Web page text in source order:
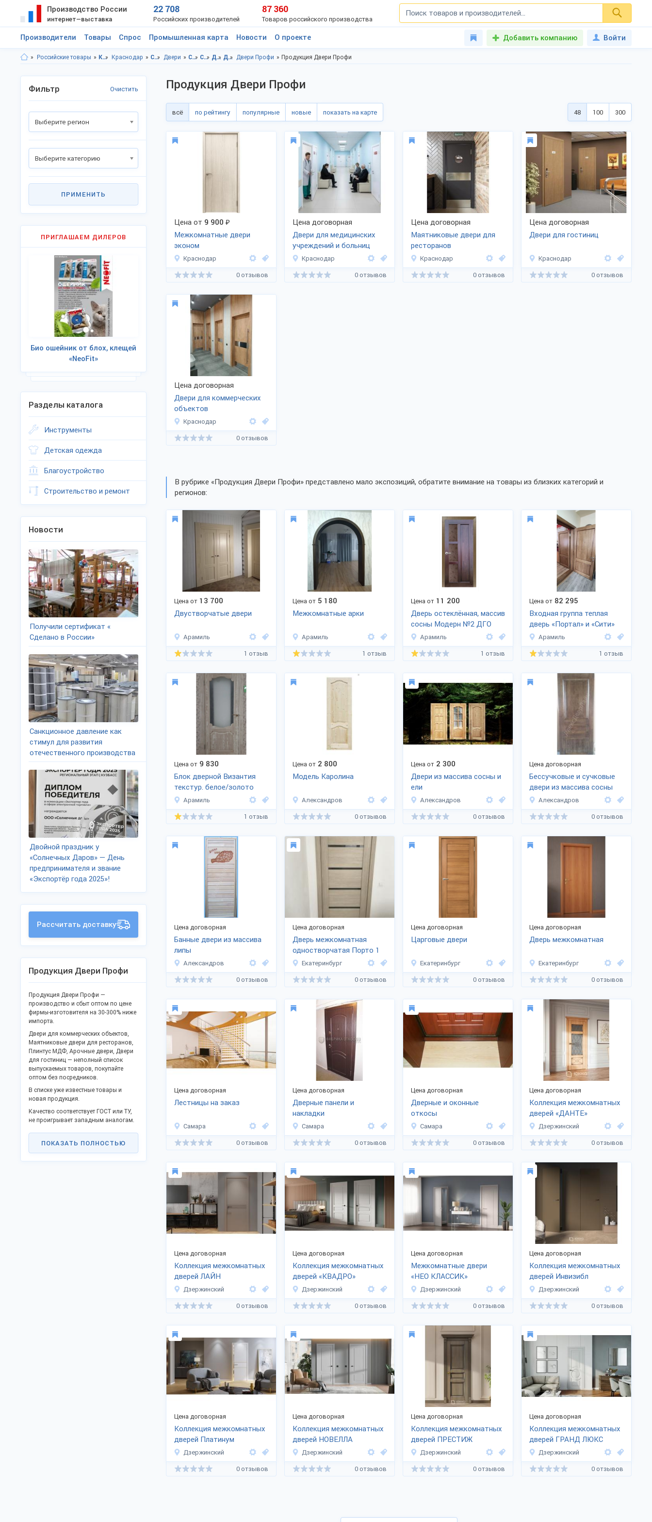
Производство России
интернет—выставка
22 708
Российских производителей
87 360
Товаров российского производства
Производители Товары Спрос Промышленная карта Новости О проекте Добавить компанию Войти
Российские товары Краснодарский край Краснодар Строительство и ремонт Двери Строительство и ремонт, Краснодарский край Строительство и ремонт, г.Краснодар Двери, Краснодарский край Двери, г.Краснодар Двери Профи Продукция Двери Профи
Продукция Двери Профи
всё по рейтингу популярные новые показать на карте 48 100 300
Цена от 9 900 ₽
Межкомнатные двери
эконом
Краснодар
0 отзывов
Цена договорная
Двери для медицинских
учреждений и больниц
Краснодар
0 отзывов
Цена договорная
Маятниковые двери для
ресторанов
Краснодар
0 отзывов
Цена договорная
Двери для гостиниц
Краснодар
0 отзывов
Цена договорная
Двери для коммерческих
объектов
Краснодар
0 отзывов
В рубрике «Продукция Двери Профи» представлено мало экспозиций, обратите внимание на товары из близких категорий и
регионов:
Цена от 13 700
Двустворчатые двери
Арамиль
1 отзыв
Цена от 5 180
Межкомнатные арки
Арамиль
1 отзыв
Цена от 11 200
Дверь остеклённая, массив
сосны Модерн №2 ДГО
дуб 6Арамиль
1 отзыв
Цена от 82 295
Входная группа теплая
дверь «Портал» и «Сити»
Арамиль
1 отзыв
Цена от 9 830
Блок дверной Византия
текстур. белое/золото
860х20
Арамиль
1 отзыв
Цена от 2 800
Модель Каролина
Александров
0 отзывов
Цена от 2 300
Двери из массива сосны и
ели
Александров
0 отзывов
Цена договорная
Бессучковые и сучковые
двери из массива сосны
Александров
0 отзывов
Цена договорная
Банные двери из массива
липы
Александров
0 отзывов
Цена договорная
Дверь межкомнатная
одностворчатая Порто 1
Екатеринбург
0 отзывов
Цена договорная
Царговые двери
Екатеринбург
0 отзывов
Цена договорная
Дверь межкомнатная
Екатеринбург
0 отзывов
Цена договорная
Лестницы на заказ
Самара
0 отзывов
Цена договорная
Дверные панели и
накладки
Самара
0 отзывов
Цена договорная
Дверные и оконные
откосы
Самара
0 отзывов
Цена договорная
Коллекция межкомнатных
дверей «ДАНТЕ»
Дзержинский
0 отзывов
Цена договорная
Коллекция межкомнатных
дверей ЛАЙН
Дзержинский
0 отзывов
Цена договорная
Коллекция межкомнатных
дверей «КВАДРО»
Дзержинский
0 отзывов
Цена договорная
Межкомнатные двери
«НЕО КЛАССИК»
Дзержинский
0 отзывов
Цена договорная
Коллекция межкомнатных
дверей Инвизибл
Дзержинский
0 отзывов
Цена договорная
Коллекция межкомнатных
дверей Платинум
Дзержинский
0 отзывов
Цена договорная
Коллекция межкомнатных
дверей НОВЕЛЛА
Дзержинский
0 отзывов
Цена договорная
Коллекция межкомнатных
дверей ПРЕСТИЖ
Дзержинский
0 отзывов
Цена договорная
Коллекция межкомнатных
дверей ГРАНД ЛЮКС
Дзержинский
0 отзывов
Фильтр Очистить
Выберите регион
Выберите категорию
ПРИМЕНИТЬ
ПРИГЛАШАЕМ ДИЛЕРОВ
Био ошейник от блох, клещей
«NeoFit»
Разделы каталога
Инструменты
Детская одежда
Благоустройство
Строительство и ремонт
Новости
Получили сертификат «
Сделано в России»
Санкционное давление как
стимул для развития
отечественного производства
Двойной праздник у
«Солнечных Даров» — День
предпринимателя и звание
«Экспортёр года 2025»!
Рассчитать доставку
Продукция Двери Профи
Продукция Двери Профи —
производство и сбыт оптом по цене
фирмы-изготовителя на 30-300% ниже
импорта.
Двери для коммерческих объектов,
Маятниковые двери для ресторанов,
Плинтус МДФ, Арочные двери, Двери
для гостиниц — неполный список
выпускаемых товаров, покупайте
оптом без посредников.
В списке уже известные товары и
новая продукция.
Качество соответствует ГОСТ или ТУ,
не проигрывает западным аналогам.
Станьте дилером или оптовым
покупателем в своём регионе и
получите преимущества работы без
ПОКАЗАТЬ ПОЛНОСТЬЮ